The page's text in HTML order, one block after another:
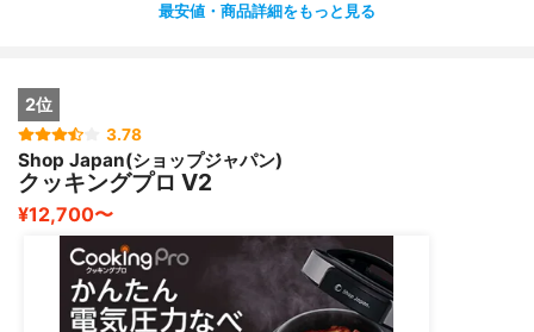
最安値・商品詳細をもっと見る
2位
3.78
Shop Japan(ショップジャパン)
クッキングプロ V2
¥12,700〜